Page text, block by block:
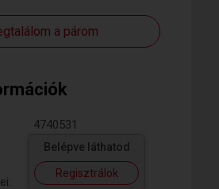
a párom
4740531
Belépve láthatod
Regisztrálok